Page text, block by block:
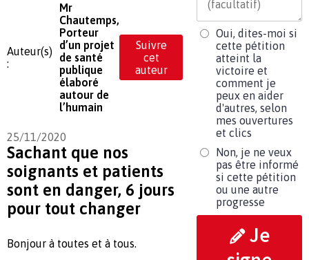
Auteur(s)
:
Mr
Chautemps,
Porteur
d’un projet
de santé
publique
élaboré
autour de
l’humain
Suivre
cet
auteur
25/11/2020
Sachant que nos
soignants et patients
sont en danger, 6 jours
pour tout changer
Bonjour à toutes et à tous.
Oui, dites-moi si
cette pétition
atteint la
victoire et
comment je
peux en aider
d'autres, selon
mes ouvertures
et clics
Non, je ne veux
pas être informé
si cette pétition
ou une autre
progresse
Je